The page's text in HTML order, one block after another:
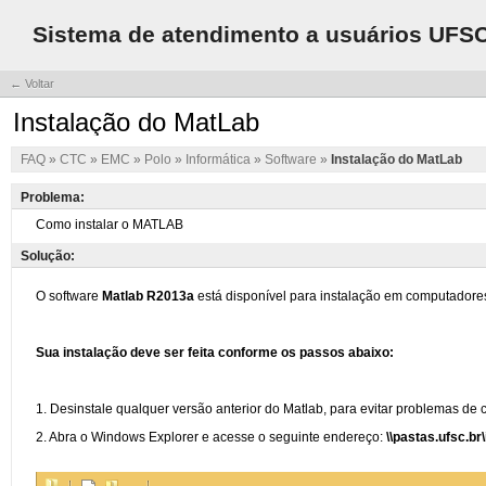
Sistema de atendimento a usuários
← Voltar
Instalação do MatLab
FAQ » CTC » EMC » Polo » Informática » Software » Instalação do MatLab
Problema:
Solução: